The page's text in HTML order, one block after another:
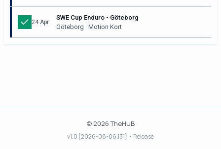
24 Apr
SWE Cup Enduro - Göteborg
Göteborg · Motion Kort
© 2026 TheHUB
v1.0 [2026-08-06.131] • Release